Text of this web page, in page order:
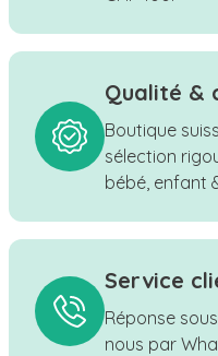
Qualité &
Boutique
sélection
bébé, enfant
Service
Réponse
nous par